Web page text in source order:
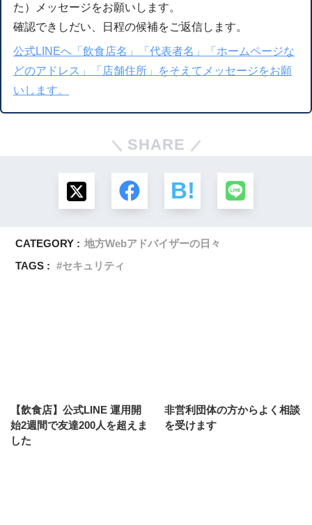
た）メッセージをお願いします。
確認できしだい、日程の候補をご返信します。
公式LINEへ「飲食店名」「代表者名」「ホームページな
どのアドレス」「店舗住所」をそえてメッセージをお願
いします。
SHARE
CATEGORY : 地方Webアドバイザーの日々
TAGS :
セキュリティ
【飲食店】公式LINE 運用開
始2週間で友達200人を超えま
した
非営利団体の方からよく相談
を受けます